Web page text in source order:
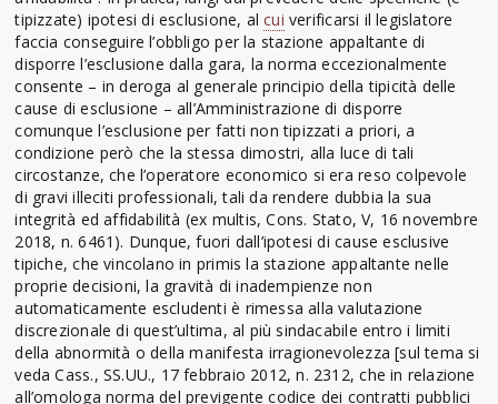
tipizzate) ipotesi di esclusione, alcui verificarsi il legislatore
faccia conseguire l’obbligo per la stazione appaltante di
disporre l’esclusione dalla gara, la norma eccezionalmente
consente – in deroga al generale principio della tipicità delle
cause di esclusione – all’Amministrazione di disporre
comunque l’esclusione per fatti non tipizzati a priori, a
condizione però che la stessa dimostri, alla luce di tali
circostanze, che l’operatore economico si era reso colpevole
di gravi illeciti professionali, tali da rendere dubbia la sua
integrità ed affidabilità (ex multis, Cons. Stato, V, 16 novembre
2018, n. 6461). Dunque, fuori dall’ipotesi di cause esclusive
tipiche, che vincolano in primis la stazione appaltante nelle
proprie decisioni, la gravità di inadempienze non
automaticamente escludenti è rimessa alla valutazione
discrezionale di quest’ultima, al più sindacabile entro i limiti
della abnormità o della manifesta irragionevolezza [sul tema si
veda Cass., SS.UU., 17 febbraio 2012, n. 2312, che in relazione
all’omologa norma del previgente codice dei contratti pubblici